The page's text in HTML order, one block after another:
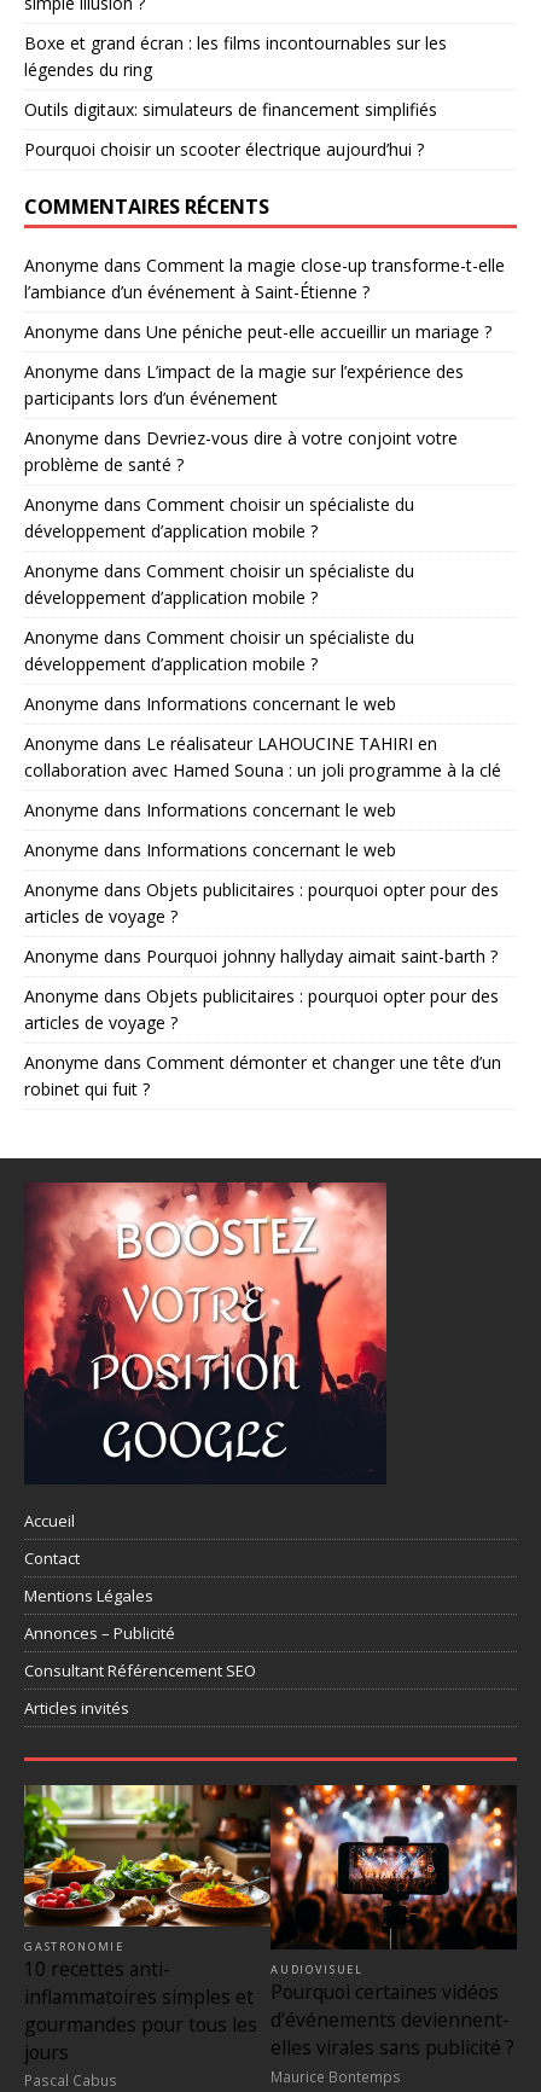
Boxe et grand écran : les films incontournables sur les
légendes du ring
Outils digitaux: simulateurs de financement simplifiés
Pourquoi choisir un scooter électrique aujourd’hui ?
COMMENTAIRES RÉCENTS
Anonyme dans Comment la magie close-up transforme-t-elle
l’ambiance d’un événement à Saint-Étienne ?
Anonyme dans Une péniche peut-elle accueillir un mariage ?
Anonyme dans L’impact de la magie sur l’expérience des
participants lors d’un événement
Anonyme dans Devriez-vous dire à votre conjoint votre
problème de santé ?
Anonyme dans Comment choisir un spécialiste du
développement d’application mobile ?
Anonyme dans Comment choisir un spécialiste du
développement d’application mobile ?
Anonyme dans Comment choisir un spécialiste du
développement d’application mobile ?
Anonyme dans Informations concernant le web
Anonyme dans Le réalisateur LAHOUCINE TAHIRI en
collaboration avec Hamed Souna : un joli programme à la clé
Anonyme dans Informations concernant le web
Anonyme dans Informations concernant le web
Anonyme dans Objets publicitaires : pourquoi opter pour des
articles de voyage ?
Anonyme dans Pourquoi johnny hallyday aimait saint-barth ?
Anonyme dans Objets publicitaires : pourquoi opter pour des
articles de voyage ?
Anonyme dans Comment démonter et changer une tête d’un
robinet qui fuit ?
Accueil
Contact
Mentions Légales
Annonces – Publicité
Consultant Référencement SEO
Articles invités
GASTRONOMIE
10 recettes anti-
inflammatoires simples et
gourmandes pour tous les
jours
Pascal Cabus
AUDIOVISUEL
Pourquoi certaines vidéos
d’événements deviennent-
elles virales sans publicité ?
Maurice Bontemps